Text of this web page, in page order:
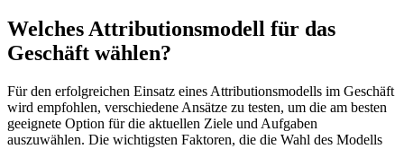
Welches Attributionsmodell für das
Geschäft wählen?
Für den erfolgreichen Einsatz eines Attributionsmodells im Geschäft
wird empfohlen, verschiedene Ansätze zu testen, um die am besten
geeignete Option für die aktuellen Ziele und Aufgaben
auszuwählen. Die wichtigsten Faktoren, die die Wahl des Modells